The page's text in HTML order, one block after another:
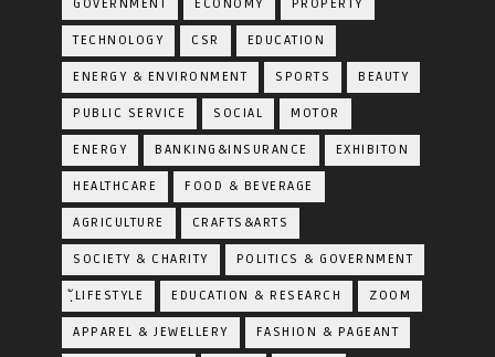
GOVERNMENT ECONOMY PROPERTY
TECHNOLOGY CSR EDUCATION
ENERGY & ENVIRONMENT SPORTS BEAUTY
PUBLIC SERVICE SOCIAL MOTOR
ENERGY BANKING&INSURANCE EXHIBITON
HEALTHCARE FOOD & BEVERAGE
AGRICULTURE CRAFTS&ARTS
SOCIETY & CHARITY POLITICS & GOVERNMENT
ฺัLIFESTYLE EDUCATION & RESEARCH ZOOM
APPAREL & JEWELLERY FASHION & PAGEANT